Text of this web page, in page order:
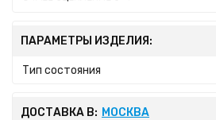
ПАРАМЕТРЫ ИЗДЕЛИЯ:
Тип состояния
ДОСТАВКА В: МОСКВА